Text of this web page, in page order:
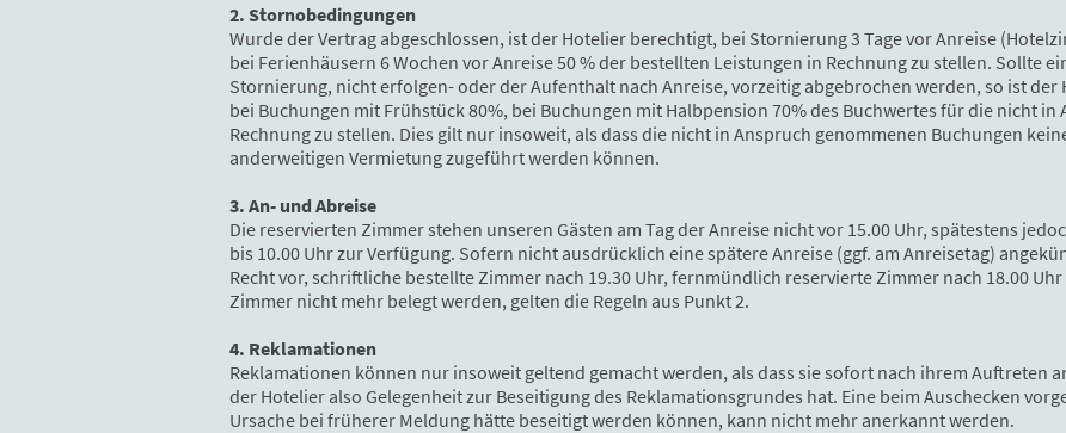
2. Stornobedingungen
Wurde der Vertrag abgeschlossen, ist der Hotelier berechtigt, bei Stornierung 3 Tage vor Anreise
bei Ferienhäusern 6 Wochen vor Anreise 50 % der bestellten Leistungen in Rechnung zu stellen. Sollte
Stornierung, nicht erfolgen- oder der Aufenthalt nach Anreise, vorzeitig abgebrochen werden, so ist der
bei Buchungen mit Frühstück 80%, bei Buchungen mit Halbpension 70% des Buchwertes für die nicht
Rechnung zu stellen. Dies gilt nur insoweit, als dass die nicht in Anspruch genommenen Buchungen
anderweitigen Vermietung zugeführt werden können.
3. An- und Abreise
Die reservierten Zimmer stehen unseren Gästen am Tag der Anreise nicht vor 15.00 Uhr, spätestens
bis 10.00 Uhr zur Verfügung. Sofern nicht ausdrücklich eine spätere Anreise (ggf. am Anreisetag)
Recht vor, schriftliche bestellte Zimmer nach 19.30 Uhr, fernmündlich reservierte Zimmer nach 18.00
Zimmer nicht mehr belegt werden, gelten die Regeln aus Punkt 2.
4. Reklamationen
Reklamationen können nur insoweit geltend gemacht werden, als dass sie sofort nach ihrem Auftreten
der Hotelier also Gelegenheit zur Beseitigung des Reklamationsgrundes hat. Eine beim Auschecken
Ursache bei früherer Meldung hätte beseitigt werden können, kann nicht mehr anerkannt werden.